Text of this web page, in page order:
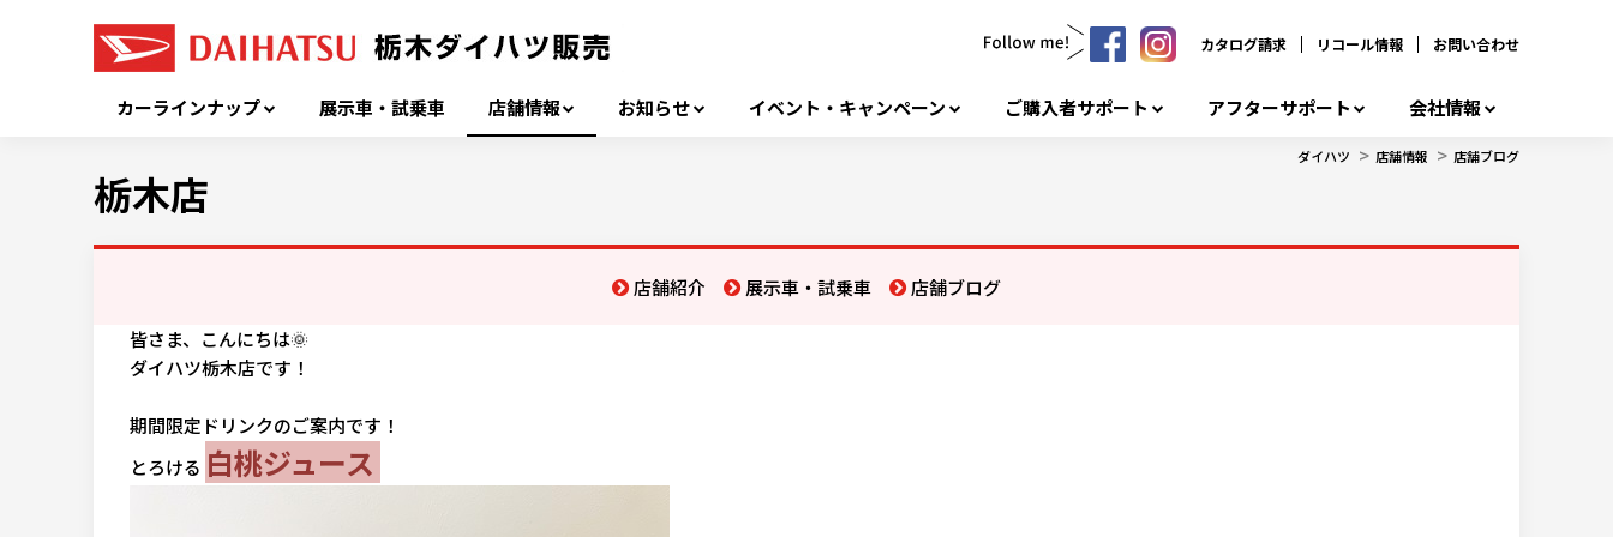
カタログ請求 リコール情報 お問い合わせ
カーラインナップ 展示車・試乗車 店舗情報 お知らせ イベント・キャンペーン ご購入者サポート アフターサポート 会社情報
ダイハツ > 店舗情報 > 店舗ブログ
栃木店
店舗紹介 展示車・試乗車 店舗ブログ
皆さま、こんにちは🌞
ダイハツ栃木店です！
期間限定ドリンクのご案内です！
とろける 白桃ジュース